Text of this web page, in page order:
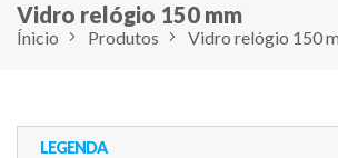
Vidro relógio 150 mm
Ínicio Produtos Vidro relógio 150
LEGENDA